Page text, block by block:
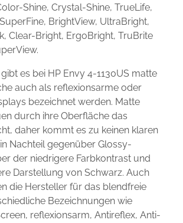
Shine, Crystal-Shine, TrueLife,
BrightView, UltraBright,
Clear-Bright, ErgoBright, TruBrite
es bei HP Envy 4-1130US matte
auch als reflexionsarme oder
bezeichnet werden. Matte
durch ihre Oberfläche das
daher kommt es zu keinen klaren
Nachteil gegenüber Glossy-
der niedrigere Farbkontrast und
Darstellung von Schwarz. Auch
die Hersteller für das blendfreie
Bezeichnungen wie
reflexionsarm, Antireflex, Anti-